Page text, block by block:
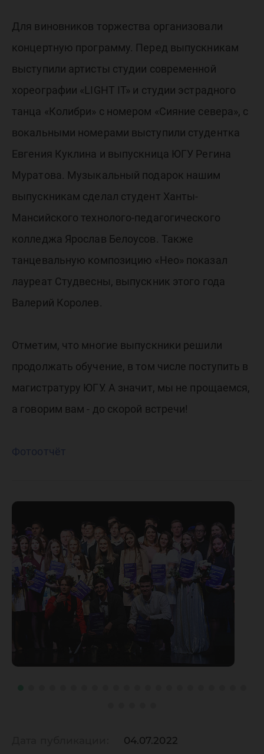
Для виновников торжества организовали
концертную программу. Перед выпускникам
выступили артисты студии современной
хореографии «LIGHT IT» и студии эстрадного
танца «Колибри» с номером «Сияние севера», с
вокальными номерами выступили студентка
Евгения Куклина и выпускница ЮГУ Регина
Муратова. Музыкальный подарок нашим
выпускникам сделал студент Ханты-
Мансийского технолого-педагогического
колледжа Ярослав Белоусов. Также
танцевальную композицию «Нео» показал
лауреат Студвесны, выпускник этого года
Валерий Королев.
Отметим, что многие выпускники решили
продолжать обучение, в том числе поступить в
магистратуру ЮГУ. А значит, мы не прощаемся,
а говорим вам - до скорой встречи!
Фотоотчёт
04.07.2022